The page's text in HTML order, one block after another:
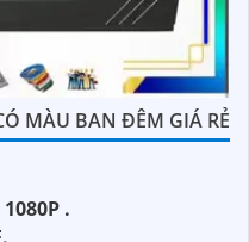
MÀU BAN ĐÊM GIÁ RẺ
.